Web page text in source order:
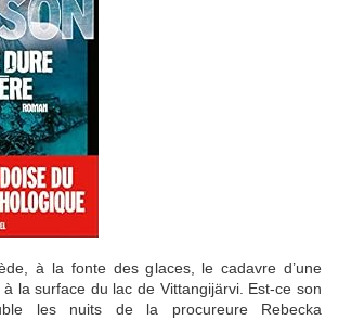
à la fonte des glaces, le cadavre d’une
la surface du lac de Vittangijärvi. Est-ce son
les nuits de la procureure Rebecka